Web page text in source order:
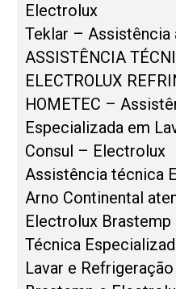
Electrolux
Teklar –
ASSISTÊNCIA
ELECTROLUX
HOMETEC –
Especializada em
Consul – Electrolux
Assistência técnica
Arno Continental
Electrolux
Técnica
Lavar e Refrigeração